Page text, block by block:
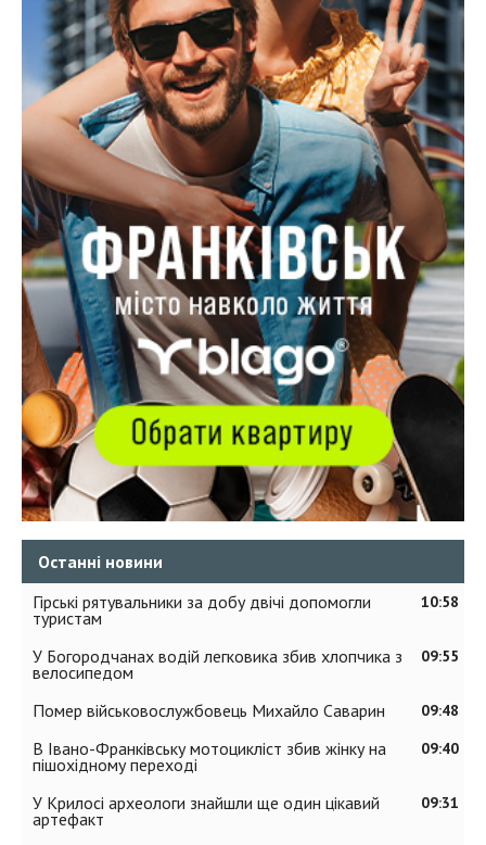
Останні новини
10:58
Гірські рятувальники за добу двічі допомогли
туристам
09:55
У Богородчанах водій легковика збив хлопчика з
велосипедом
09:48
Помер військовослужбовець Михайло Саварин
09:40
В Івано-Франківську мотоцикліст збив жінку на
пішохідному переході
09:31
У Крилосі археологи знайшли ще один цікавий
артефакт